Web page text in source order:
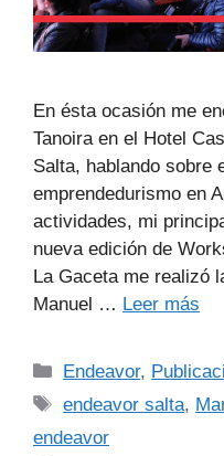
En ésta ocasión me
Tanoira en el Hotel
Salta, hablando sobre
emprendedurismo en
actividades, mi
nueva edición de
La Gaceta me realizó
Manuel … Leer más
Endeavor,
endeavor salta,
endeavor